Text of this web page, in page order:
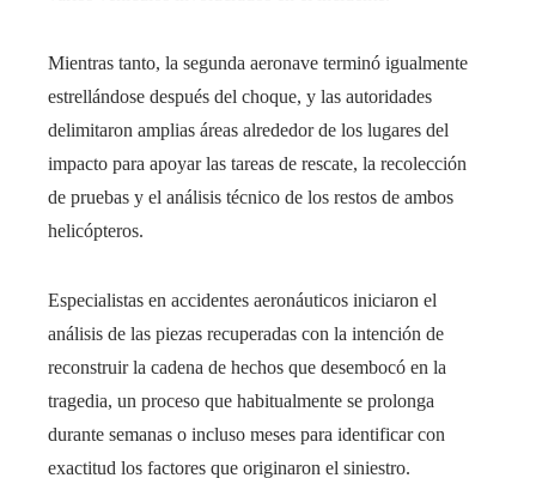
Mientras tanto, la segunda aeronave terminó igualmente
estrellándose después del choque, y las autoridades
delimitaron amplias áreas alrededor de los lugares del
impacto para apoyar las tareas de rescate, la recolección
de pruebas y el análisis técnico de los restos de ambos
helicópteros.
Especialistas en accidentes aeronáuticos iniciaron el
análisis de las piezas recuperadas con la intención de
reconstruir la cadena de hechos que desembocó en la
tragedia, un proceso que habitualmente se prolonga
durante semanas o incluso meses para identificar con
exactitud los factores que originaron el siniestro.